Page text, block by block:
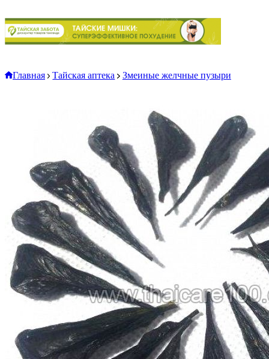
Главная Тайская аптека Змеиные желчные пузыри